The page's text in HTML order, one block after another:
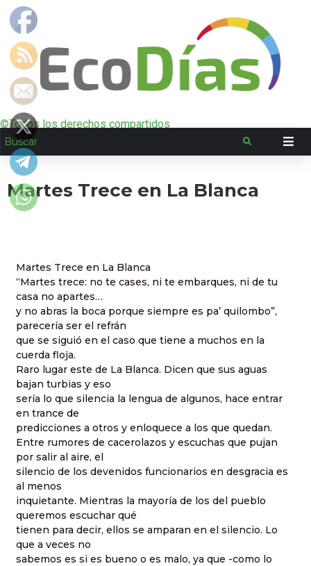
©Todos los derechos compartidos
Martes Trece en La Blanca
Martes Trece en La Blanca
“Martes trece: no te cases, ni te embarques, ni de tu
casa no apartes…
y no abras la boca porque siempre es pa’ quilombo”,
parecería ser el refrán
que se siguió en el caso que tiene a muchos en la
cuerda floja.
Raro lugar este de La Blanca. Dicen que sus aguas
bajan turbias y eso
sería lo que silencia la lengua de algunos, hace entrar
en trance de
predicciones a otros y enloquece a los que quedan.
Entre rumores de cacerolazos y escuchas que pujan
por salir al aire, el
silencio de los devenidos funcionarios en desgracia es
al menos
inquietante. Mientras la mayoría de los del pueblo
queremos escuchar qué
tienen para decir, ellos se amparan en el silencio. Lo
que a veces no
sabemos es si es bueno o es malo, ya que -como lo